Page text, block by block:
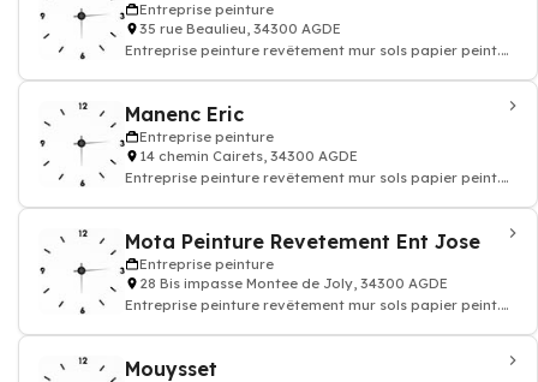
Entreprise peinture
35 rue Beaulieu, 34300 AGDE
Entreprise peinture revêtement mur sols papier peint.
Manenc Eric
Entreprise peinture
14 chemin Cairets, 34300 AGDE
Entreprise peinture revêtement mur sols papier peint.
Mota Peinture Revetement Ent Jose
Entreprise peinture
28 Bis impasse Montee de Joly, 34300 AGDE
Entreprise peinture revêtement mur sols papier peint.
Mouysset